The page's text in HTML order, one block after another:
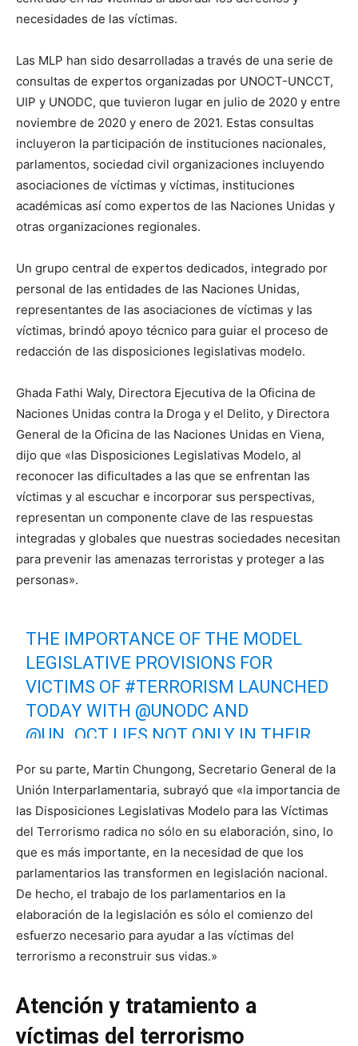
necesidades de las víctimas.
Las MLP han sido desarrolladas a través de una serie de
consultas de expertos organizadas por UNOCT-UNCCT,
UIP y UNODC, que tuvieron lugar en julio de 2020 y entre
noviembre de 2020 y enero de 2021. Estas consultas
incluyeron la participación de instituciones nacionales,
parlamentos, sociedad civil organizaciones incluyendo
asociaciones de víctimas y víctimas, instituciones
académicas así como expertos de las Naciones Unidas y
otras organizaciones regionales.
Un grupo central de expertos dedicados, integrado por
personal de las entidades de las Naciones Unidas,
representantes de las asociaciones de víctimas y las
víctimas, brindó apoyo técnico para guiar el proceso de
redacción de las disposiciones legislativas modelo.
Ghada Fathi Waly, Directora Ejecutiva de la Oficina de
Naciones Unidas contra la Droga y el Delito, y Directora
General de la Oficina de las Naciones Unidas en Viena,
dijo que «las Disposiciones Legislativas Modelo, al
reconocer las dificultades a las que se enfrentan las
víctimas y al escuchar e incorporar sus perspectivas,
representan un componente clave de las respuestas
integradas y globales que nuestras sociedades necesitan
para prevenir las amenazas terroristas y proteger a las
personas».
THE IMPORTANCE OF THE MODEL
LEGISLATIVE PROVISIONS FOR
VICTIMS OF #TERRORISM LAUNCHED
TODAY WITH @UNODC AND
@UN_OCT LIES NOT ONLY IN THEIR
DEVELOPMENT BUT IN THE NEED
FOR MPS TO TRANSFORM THEM
INTO NATIONAL LEGISLATION. THIS
IS JUST THE BEGINNING TO HELP
VICTIMS OF TERRORISM.
— Martin Chungong (@MartinChungong)February 4,
2022
Por su parte, Martin Chungong, Secretario General de la
Unión Interparlamentaria, subrayó que «la importancia de
las Disposiciones Legislativas Modelo para las Víctimas
del Terrorismo radica no sólo en su elaboración, sino, lo
que es más importante, en la necesidad de que los
parlamentarios las transformen en legislación nacional.
De hecho, el trabajo de los parlamentarios en la
elaboración de la legislación es sólo el comienzo del
esfuerzo necesario para ayudar a las víctimas del
terrorismo a reconstruir sus vidas.»
Atención y tratamiento a
víctimas del terrorismo